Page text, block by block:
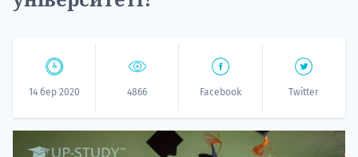
14 бер 2020 4866 Facebook Twitter